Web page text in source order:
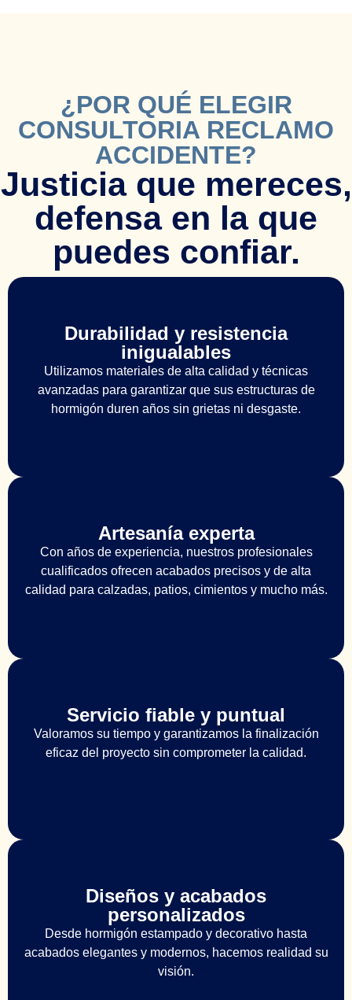
¿POR QUÉ ELEGIR
CONSULTORIA RECLAMO
ACCIDENTE?
Justicia que mereces,
defensa en la que
puedes confiar.
Durabilidad y resistencia
inigualables
Utilizamos materiales de alta calidad y técnicas
avanzadas para garantizar que sus estructuras de
hormigón duren años sin grietas ni desgaste.
Artesanía experta
Con años de experiencia, nuestros profesionales
cualificados ofrecen acabados precisos y de alta
calidad para calzadas, patios, cimientos y mucho más.
Servicio fiable y puntual
Valoramos su tiempo y garantizamos la finalización
eficaz del proyecto sin comprometer la calidad.
Diseños y acabados
personalizados
Desde hormigón estampado y decorativo hasta
acabados elegantes y modernos, hacemos realidad su
visión.